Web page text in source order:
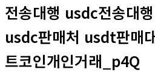
전송대행 usdc전송대
usdc판매처 usdt판매
트코인개인거래_p4Q